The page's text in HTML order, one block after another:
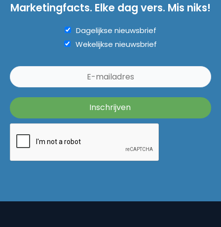
Marketingfacts. Elke dag vers. Mis niks!
Dagelijkse nieuwsbrief
Wekelijkse nieuwsbrief